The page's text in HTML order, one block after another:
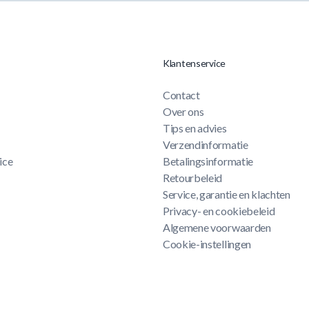
Klantenservice
Contact
Over ons
Tips en advies
Verzendinformatie
Betalingsinformatie
Retourbeleid
Service, garantie en klachten
Privacy- en cookiebeleid
Algemene voorwaarden
Cookie-instellingen